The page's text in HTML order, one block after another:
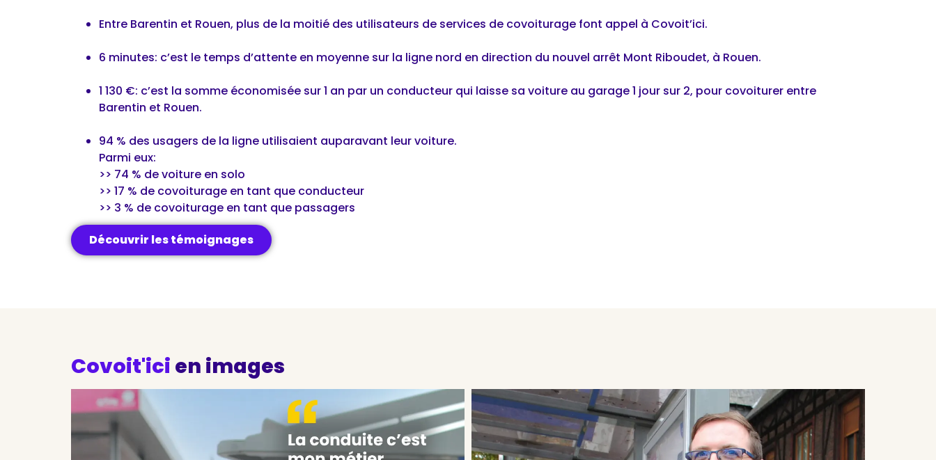
Entre Barentin et Rouen, plus de la moitié des utilisateurs de services de covoiturage font appel à Covoit’ici.
6 minutes: c’est le temps d’attente en moyenne sur la ligne nord en direction du nouvel arrêt Mont Riboudet, à Rouen.
1 130 €: c’est la somme économisée sur 1 an par un conducteur qui laisse sa voiture au garage 1 jour sur 2, pour covoiturer entre
Barentin et Rouen.
94 % des usagers de la ligne utilisaient auparavant leur voiture.
Parmi eux:
>> 74 % de voiture en solo
>> 17 % de covoiturage en tant que conducteur
>> 3 % de covoiturage en tant que passagers
Découvrir les témoignages
Covoit'ici en images